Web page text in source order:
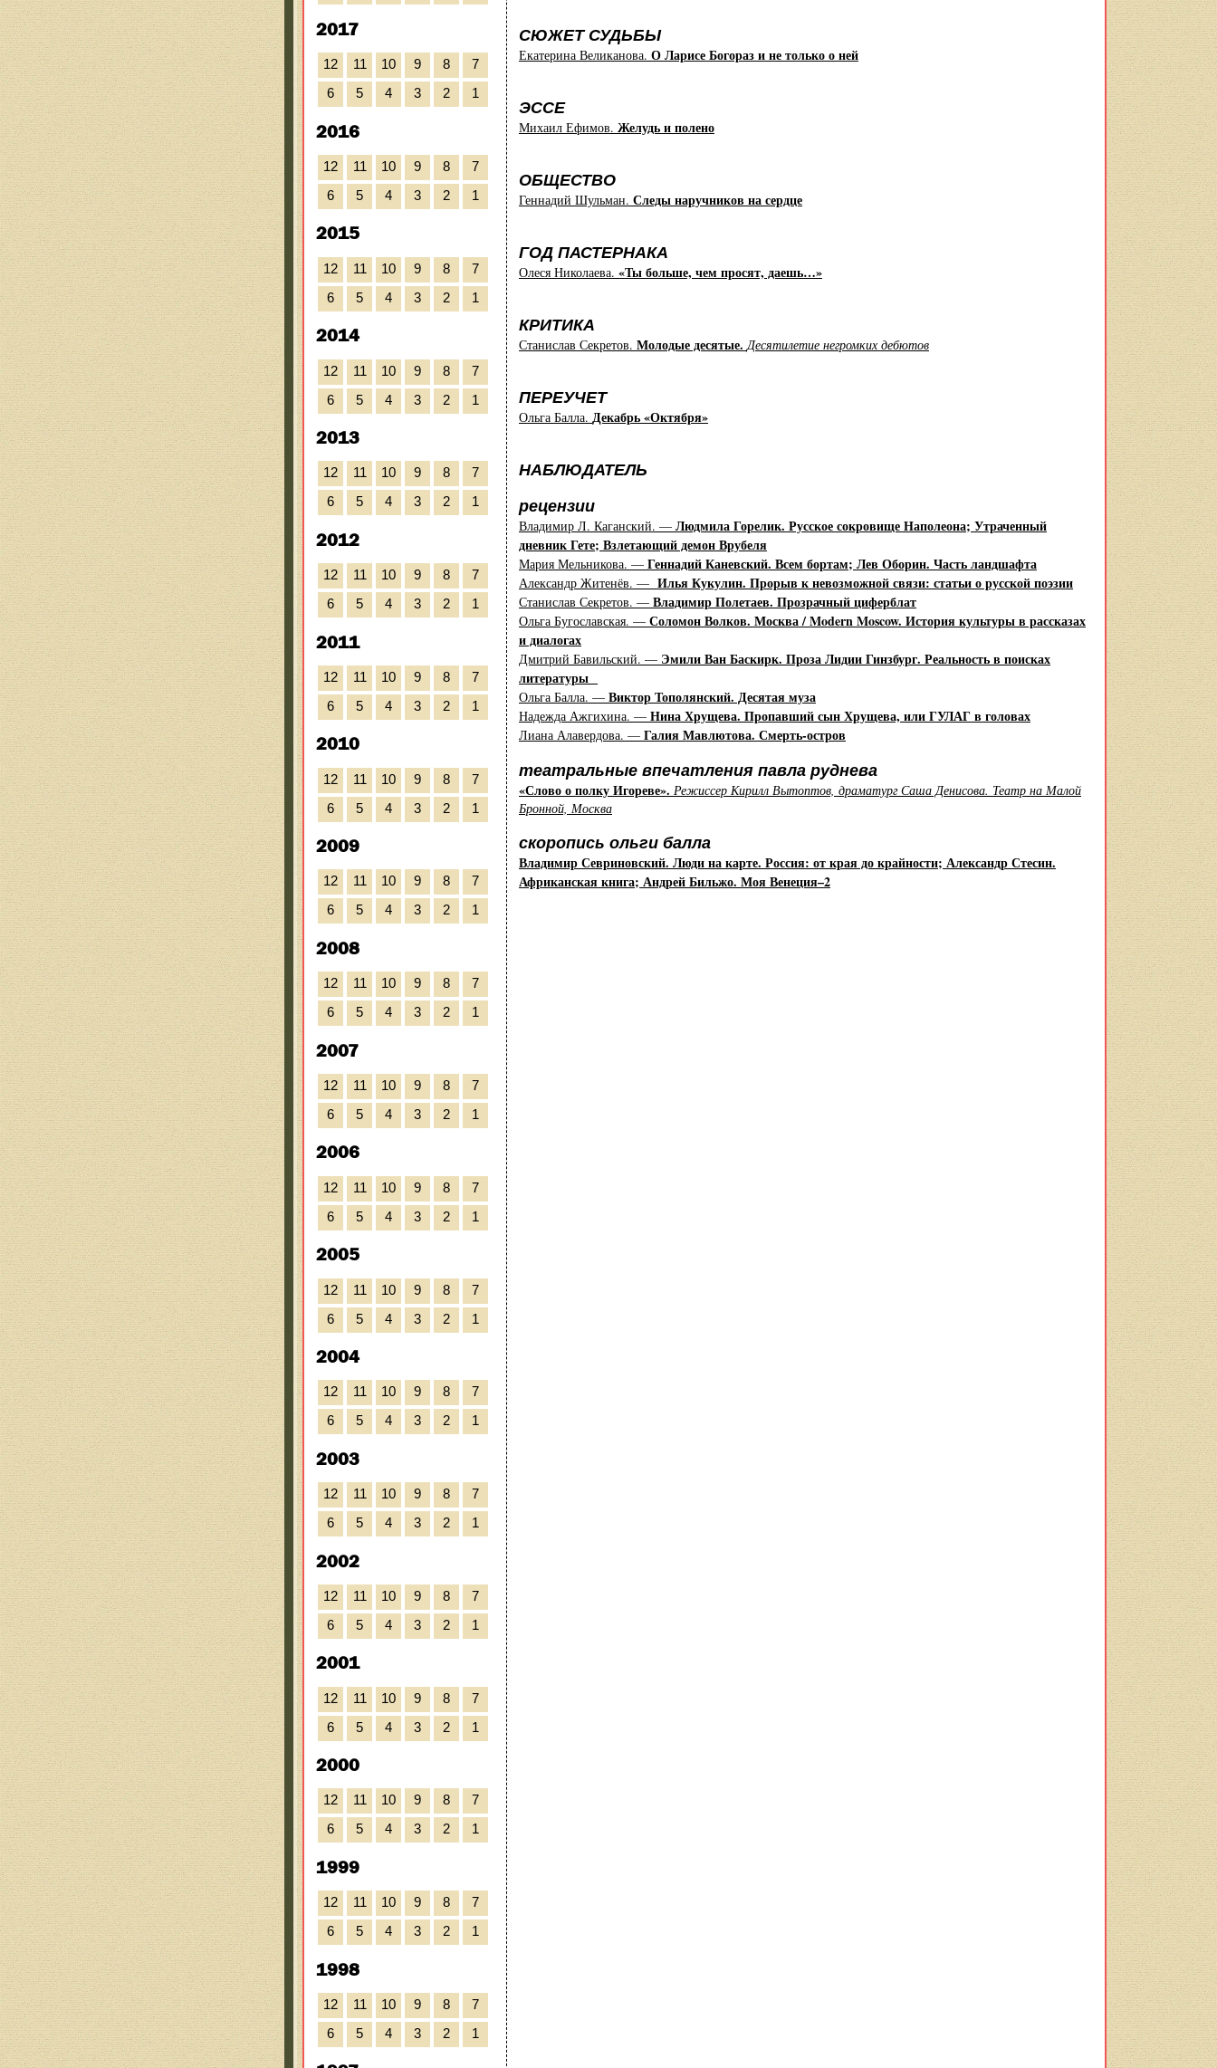
2017
12 11 10 9 8
7
6
5 4 3 2 1
2016
12 11 10 9 8
7
6
5 4 3 2 1
2015
12 11 10 9 8
7
6
5 4 3 2 1
2014
12 11 10 9 8
7
6
5 4 3 2 1
2013
12 11 10 9 8
7
6
5 4 3 2 1
2012
12 11 10 9 8
7
6
5 4 3 2 1
2011
12 11 10 9 8
7
6
5 4 3 2 1
2010
12 11 10 9 8
7
6
5 4 3 2 1
2009
12 11 10 9 8
7
6
5 4 3 2 1
2008
12 11 10 9 8
7
6
5 4 3 2 1
2007
12 11 10 9 8
7
6
5 4 3 2 1
2006
12 11 10 9 8
7
6
5 4 3 2 1
2005
12 11 10 9 8
7
6
5 4 3 2 1
2004
12 11 10 9 8
7
6
5 4 3 2 1
2003
12 11 10 9 8
7
6
5 4 3 2 1
2002
12 11 10 9 8
7
6
5 4 3 2 1
2001
12 11 10 9 8
7
6
5 4 3 2 1
2000
12 11 10 9 8
7
6
5 4 3 2 1
1999
12 11 10 9 8
7
6
5 4 3 2 1
1998
12 11 10 9 8
7
6
5 4 3 2 1
СЮЖЕТ СУДЬБЫ
Екатерина Великанова. О Ларисе Богораз и не только о ней
ЭССЕ
Михаил Ефимов. Желудь и полено
ОБЩЕСТВО
Геннадий Шульман. Следы наручников на сердце
ГОД ПАСТЕРНАКА
Олеся Николаева. «Ты больше, чем просят, даешь…»
КРИТИКА
Станислав Секретов. Молодые десятые.Десятилетие негромких дебютов
ПЕРЕУЧЕТ
Ольга Балла. Декабрь «Октября»
НАБЛЮДАТЕЛЬ
рецензии
Владимир Л. Каганский. — Людмила Горелик. Русское сокровище Наполеона; Утраченный
дневник Гете; Взлетающий демон Врубеля
Мария Мельникова. — Геннадий Каневский. Всем бортам; Лев Оборин. Часть ландшафта
Александр Житенёв. — Илья Кукулин. Прорыв к невозможной связи: статьи о русской поэзии
Станислав Секретов. — Владимир Полетаев. Прозрачный циферблат
Ольга Бугославская. — Соломон Волков. Москва / Modern Moscow. История культуры в рассказах
и диалогах
Дмитрий Бавильский. — Эмили Ван Баскирк. Проза Лидии Гинзбург. Реальность в поисках
литературы
Ольга Балла. — Виктор Тополянский. Десятая муза
Надежда Ажгихина. — Нина Хрущева. Пропавший сын Хрущева, или ГУЛАГ в головах
Лиана Алавердова. — Галия Мавлютова. Смерть-остров
театральные впечатления павла руднева
«Слово о полку Игореве». Режиссер Кирилл Вытоптов, драматург Саша Денисова. Театр на Малой
Бронной, Москва
скоропись ольги балла
Владимир Севриновский. Люди на карте. Россия: от края до крайности; Александр Стесин.
Африканская книга; Андрей Бильжо. Моя Венеция–2